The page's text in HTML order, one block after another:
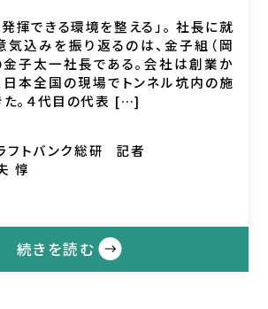
揮できる環境を整える」。 社長に就
気込みを振り返るのは、金子組（岡
金子太一社長である。会社は創業か
日本全国の現場でトンネル坑内の施
。４代目の代表 […]
フトバンク総研
記者
惇
続きを読む